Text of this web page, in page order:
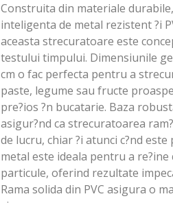
Construita din materiale
inteligenta de metal rezistent ?i
aceasta strecuratoare este
testului timpului. Dimensiunile
cm o fac perfecta pentru a
paste, legume sau fructe
pre?ios ?n bucatarie. Baza
asigur?nd ca strecuratoarea
de lucru, chiar ?i atunci c?nd este
metal este ideala pentru a re?ine
particule, oferind rezultate
Rama solida din PVC asigura o